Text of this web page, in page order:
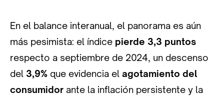
En el balance interanual, el panorama es aún
más pesimista: el índice pierde 3,3 puntos
respecto a septiembre de 2024, un descenso
del 3,9% que evidencia el agotamiento del
consumidor ante la inflación persistente y la